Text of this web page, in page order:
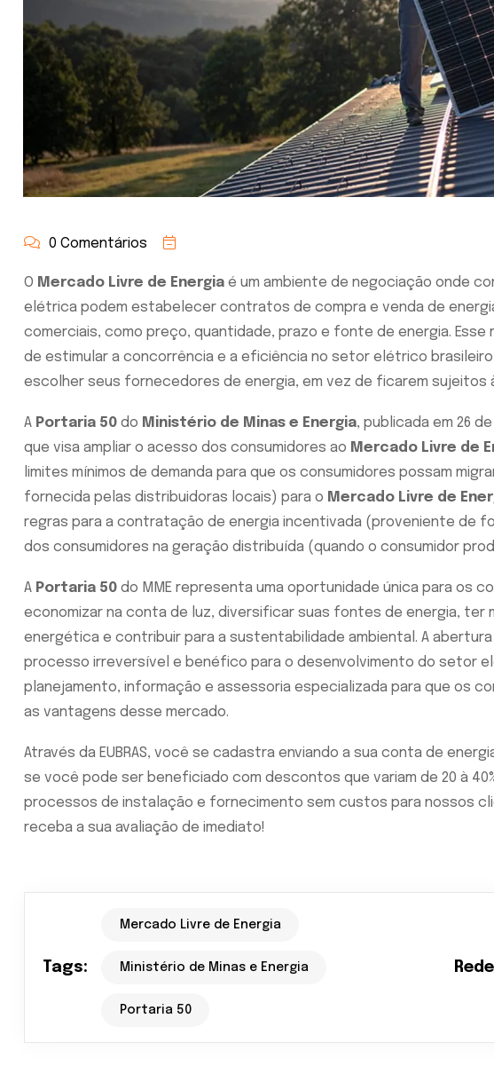
0 Comentários
O Mercado Livre de Energia é um ambiente de negociação onde
elétrica podem estabelecer contratos de compra e venda de
comerciais, como preço, quantidade, prazo e fonte de energia. Esse
de estimular a concorrência e a eficiência no setor elétrico
escolher seus fornecedores de energia, em vez de ficarem sujeitos
A Portaria 50 do Ministério de Minas e Energia, publicada em 26
que visa ampliar o acesso dos consumidores ao Mercado Livre de
limites mí­nimos de demanda para que os consumidores possam
fornecida pelas distribuidoras locais) para o Mercado Livre de
regras para a contratação de energia incentivada (proveniente de
dos consumidores na geração distribuí­da (quando o consumidor
A Portaria 50 do MME representa uma oportunidade única para os
economizar na conta de luz, diversificar suas fontes de energia, ter
energética e contribuir para a sustentabilidade ambiental. A abertura
processo irreversí­vel e benéfico para o desenvolvimento do setor
planejamento, informação e assessoria especializada para que os
as vantagens desse mercado.
Através da EUBRAS, você se cadastra enviando a sua conta de
se você pode ser beneficiado com descontos que variam de 20 à
processos de instalação e fornecimento sem custos para nossos
receba a sua avaliação de imediato!
Tags:
Mercado Livre de Energia
Ministério de Minas e Energia
Portaria 50